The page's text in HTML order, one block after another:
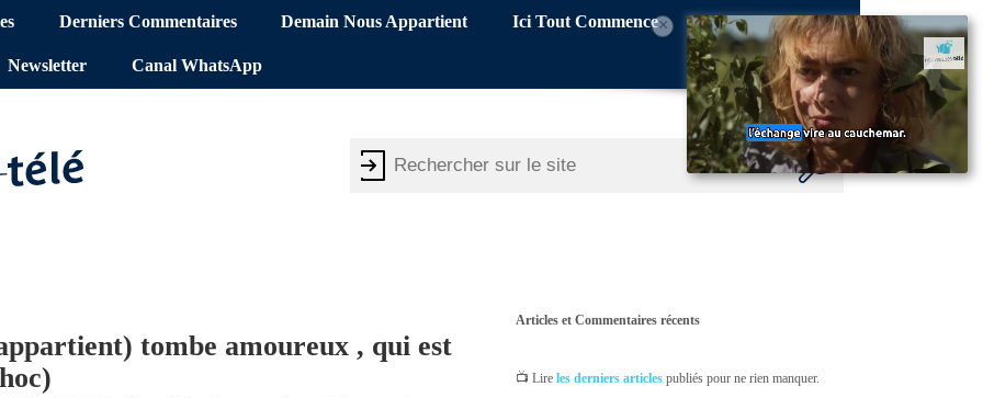
Derniers Commentaires Demain Nous Appartient Ici Tout Commence
Newsletter Canal WhatsApp
tombe amoureux , qui est
×
Articles et Commentaires récents
📺 Lireles derniers articles publiés pour ne rien manquer.